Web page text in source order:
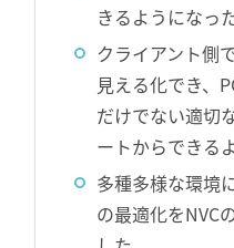
きるようになっ
クライアント側
見える化でき、
だけでない適切
ートからできる
多種多様な環境
の最適化をNVC